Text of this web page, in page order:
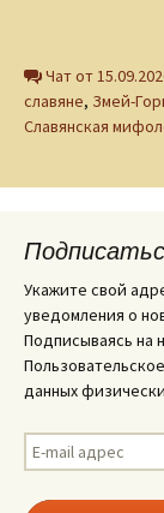
Чат от
славяне, Змей-
Славянская
Укажите свой
уведомления о
Подписываясь на
данных
E-
mail